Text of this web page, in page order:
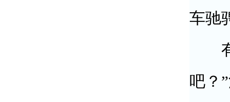
车驰
有
吧？